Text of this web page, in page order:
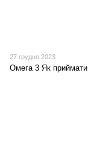
27 грудня 2023
Омега 3 Як приймати